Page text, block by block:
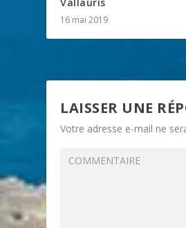
Vallauris
16 mai 2019
LAISSER UNE
Votre adresse e-mail ne